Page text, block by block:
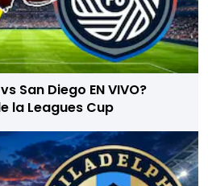
San Diego EN VIVO?
la Leagues Cup